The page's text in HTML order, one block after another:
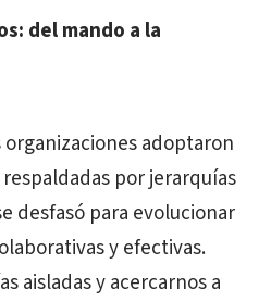
del mando a la
organizaciones adoptaron
por jerarquías
desfasó para evolucionar
y efectivas.
aisladas y acercarnos a